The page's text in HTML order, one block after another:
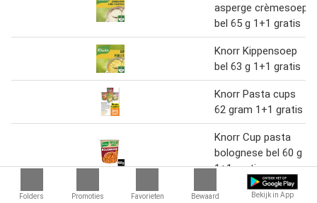
Folders Promoties Favorieten Bewaard Bekijk in App
asperge crèmesoep
bel 65 g 1+1 gratis
Knorr Kippensoep
bel 63 g 1+1 gratis
Knorr Pasta cups
62 gram 1+1 gratis
Knorr Cup pasta
bolognese bel 60 g
1+1 gratis
Knorr Cup pasta